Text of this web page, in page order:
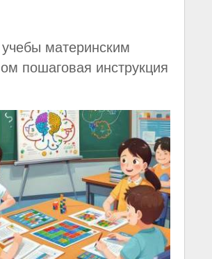
материнским
пошаговая инструкция